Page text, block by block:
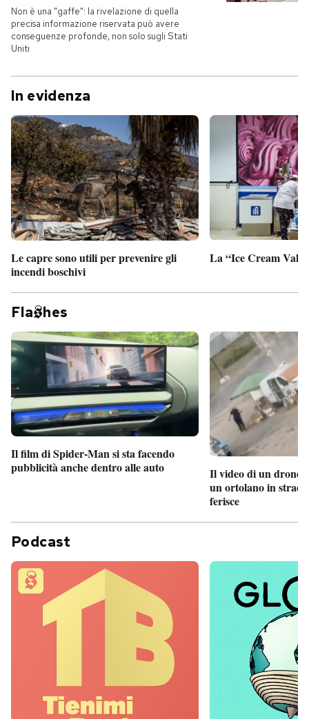
Non è una "gaffe": la rivelazione di quella
precisa informazione riservata può avere
conseguenze profonde, non solo sugli Stati
Uniti
In evidenza
Le capre sono utili per prevenire gli
incendi boschivi
La “Ice Cream
Fla hes
Il film di Spider-Man si sta facendo
pubblicità anche dentro alle auto
Il video di un drone
un ortolano in
ferisce
Podcast